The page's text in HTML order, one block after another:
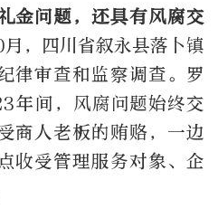
金问题，还具有风腐交
，四川省叙永县落卜镇
律审查和监察调查。罗
年间，风腐问题始终交
商人老板的贿赂，一边
收受管理服务对象、企